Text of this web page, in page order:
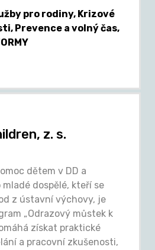
pro rodiny, Krizové
Prevence a volný čas,
z. s.
dětem v DD a
dospělé, kteří se
z ústavní výchovy, je
„Odrazový můstek k
získat praktické
a pracovní zkušenosti,